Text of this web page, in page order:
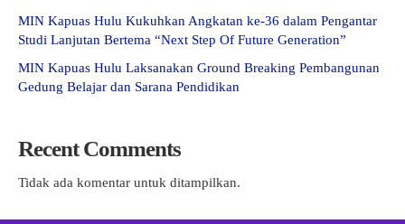
MIN Kapuas Hulu Kukuhkan Angkatan ke-36 dalam Pengantar
Studi Lanjutan Bertema “Next Step Of Future Generation”
MIN Kapuas Hulu Laksanakan Ground Breaking Pembangunan
Gedung Belajar dan Sarana Pendidikan
Recent Comments
Tidak ada komentar untuk ditampilkan.